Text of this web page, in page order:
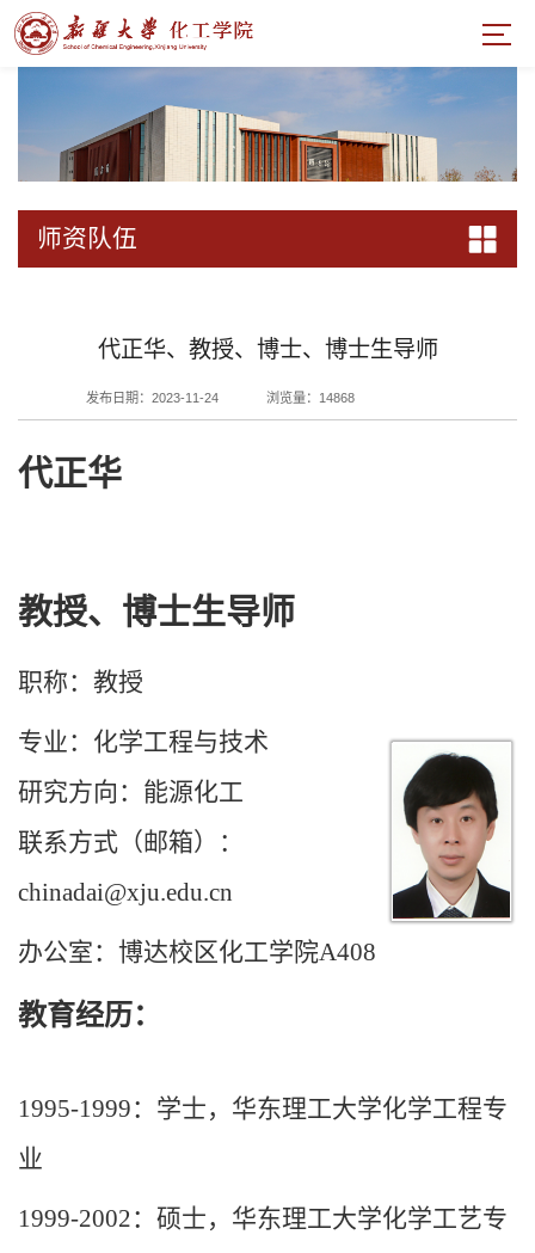
师资队伍
代正华、教授、博士、博士生导师
发布日期：2023-11-24 浏览量： 14868
代正华
教授、博士生导师
职称：教授
专业：化学工程与技术
研究方向： 能源化工
联系方式（邮箱）：
chinadai@xju.edu.cn
办公室：博达校区化工学院A408
教育经历：
1995-1999：学士，华东理工大学化学工程专
业
1999-2002：硕士，华东理工大学化学工艺专